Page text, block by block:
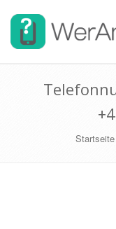
Startseite